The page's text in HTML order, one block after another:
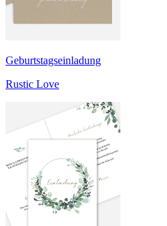
Geburtstagseinladung
Rustic Love